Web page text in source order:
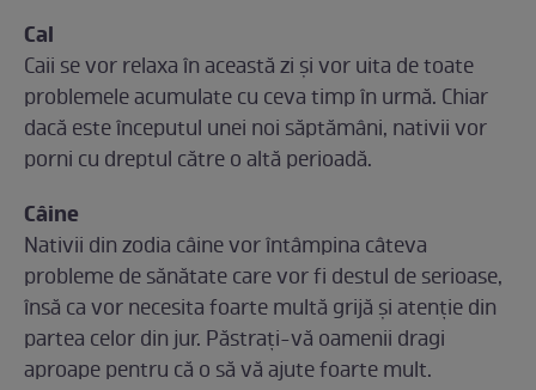
Cal
Caii se vor relaxa în această zi și vor uita de toate
problemele acumulate cu ceva timp în urmă. Chiar
dacă este începutul unei noi săptămâni, nativii vor
porni cu dreptul către o altă perioadă.
Câine
Nativii din zodia câine vor întâmpina câteva
probleme de sănătate care vor fi destul de serioase,
însă ca vor necesita foarte multă grijă și atenție din
partea celor din jur. Păstrați-vă oamenii dragi
aproape pentru că o să vă ajute foarte mult.